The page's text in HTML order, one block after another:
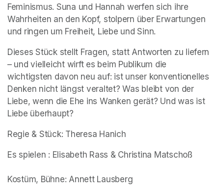
Feminismus. Suna und Hannah werfen sich ihre
Wahrheiten an den Kopf, stolpern über Erwartungen
und ringen um Freiheit, Liebe und Sinn.
Dieses Stück stellt Fragen, statt Antworten zu liefern
– und vielleicht wirft es beim Publikum die
wichtigsten davon neu auf: ist unser konventionelles
Denken nicht längst veraltet? Was bleibt von der
Liebe, wenn die Ehe ins Wanken gerät? Und was ist
Liebe überhaupt?
Regie & Stück: Theresa Hanich
Es spielen : Elisabeth Rass & Christina Matschoß
Kostüm, Bühne: Annett Lausberg